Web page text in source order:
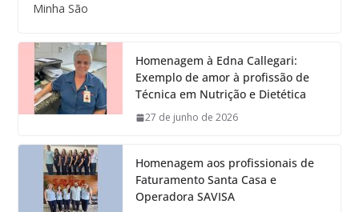
Minha São
Homenagem à Edna Callegari:
Exemplo de amor à profissão de
Técnica em Nutrição e Dietética
27 de junho de 2026
Homenagem aos profissionais de
Faturamento Santa Casa e
Operadora SAVISA